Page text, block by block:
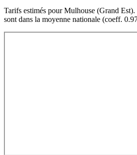
Tarifs estimés pourMulhouse (Grand Est).
sont dans la moyenne nationale (coeff.